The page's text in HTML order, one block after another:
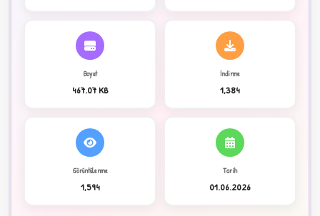
Boyut
467.07 KB
İndirme
1,384
Görüntülenme
1,594
Tarih
01.06.2026